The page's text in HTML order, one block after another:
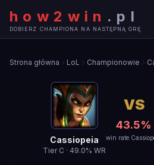
how2win . pl
DOBIERZ CHAMPIONA NA NASTĘPNĄ GRĘ
Strona główna LoL Championowie
Cassiopeia
Tier C · 49.0% WR
VS
43.5%
win rate